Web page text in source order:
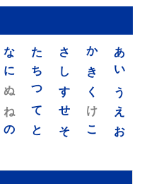
あ
い
う
え
お
か
き
く
け
こ
さ
し
す
せ
そ
た
ち
つ
て
と
な
に
ぬ
ね
の